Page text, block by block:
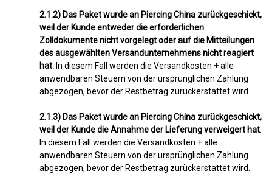
2.1.2) Das Paket wurde an Piercing China zurückgeschickt,
weil der Kunde entweder die erforderlichen
Zolldokumente nicht vorgelegt oder auf die Mitteilungen
des ausgewählten Versandunternehmens nicht reagiert
hat. In diesem Fall werden die Versandkosten + alle
anwendbaren Steuern von der ursprünglichen Zahlung
abgezogen, bevor der Restbetrag zurückerstattet wird.
2.1.3) Das Paket wurde an Piercing China zurückgeschickt,
weil der Kunde die Annahme der Lieferung verweigert hat
In diesem Fall werden die Versandkosten + alle
anwendbaren Steuern von der ursprünglichen Zahlung
abgezogen, bevor der Restbetrag zurückerstattet wird.